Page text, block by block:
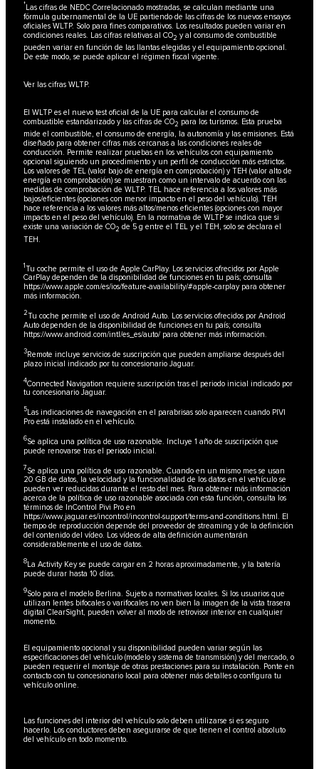
†Las cifras de NEDC Correlacionado mostradas, se calculan mediante una
fórmula gubernamental de la UE partiendo de las cifras de los nuevos ensayos
oficiales WLTP. Solo para fines comparativos. Los resultados pueden variar en
condiciones reales. Las cifras relativas al CO2 y al consumo de combustible
pueden variar en función de las llantas elegidas y el equipamiento opcional.
De este modo, se puede aplicar el régimen fiscal vigente.
Ver las cifras WLTP.
El WLTP es el nuevo test oficial de la UE para calcular el consumo de
combustible estandarizado y las cifras de CO2 para los turismos. Esta prueba
mide el combustible, el consumo de energía, la autonomía y las emisiones. Está
diseñado para obtener cifras más cercanas a las condiciones reales de
conducción. Permite realizar pruebas en los vehículos con equipamiento
opcional siguiendo un procedimiento y un perfil de conducción más estrictos.
Los valores de TEL (valor bajo de energía en comprobación) y TEH (valor alto de
energía en comprobación) se muestran como un intervalo de acuerdo con las
medidas de comprobación de WLTP. TEL hace referencia a los valores más
bajos/eficientes (opciones con menor impacto en el peso del vehículo). TEH
hace referencia a los valores más altos/menos eficientes (opciones con mayor
impacto en el peso del vehículo). En la normativa de WLTP se indica que si
existe una variación de CO2 de 5 g entre el TEL y el TEH, solo se declara el
TEH.
1Tu coche permite el uso de Apple CarPlay. Los servicios ofrecidos por Apple
CarPlay dependen de la disponibilidad de funciones en tu país; consulta
https://www.apple.com/es/ios/feature-availability/#apple-carplaypara obtener
más información.
2Tu coche permite el uso de Android Auto. Los servicios ofrecidos por Android
Auto dependen de la disponibilidad de funciones en tu país; consulta
https://www.android.com/intl/es_es/auto/para obtener más información.
3Remote incluye servicios de suscripción que pueden ampliarse después del
plazo inicial indicado por tu concesionario Jaguar.
4Connected Navigation requiere suscripción tras el periodo inicial indicado por
tu concesionario Jaguar.
5Las indicaciones de navegación en el parabrisas solo aparecen cuando PIVI
Pro está instalado en el vehículo.
6Se aplica una política de uso razonable. Incluye 1 año de suscripción que
puede renovarse tras el periodo inicial.
7Se aplica una política de uso razonable. Cuando en un mismo mes se usan
20 GB de datos, la velocidad y la funcionalidad de los datos en el vehículo se
pueden ver reducidas durante el resto del mes. Para obtener más información
acerca de la política de uso razonable asociada con esta función, consulta los
términos de InControl Pivi Pro en
https://www.jaguar.es/incontrol/incontrol-support/terms-and-conditions.html . El
tiempo de reproducción depende del proveedor de streaming y de la definición
del contenido del vídeo. Los vídeos de alta definición aumentarán
considerablemente el uso de datos.
8La Activity Key se puede cargar en 2 horas aproximadamente, y la batería
puede durar hasta 10 días.
9Solo para el modelo Berlina. Sujeto a normativas locales. Si los usuarios que
utilizan lentes bifocales o varifocales no ven bien la imagen de la vista trasera
digital ClearSight, pueden volver al modo de retrovisor interior en cualquier
momento.
El equipamiento opcional y su disponibilidad pueden variar según las
especificaciones del vehículo (modelo y sistema de transmisión) y del mercado, o
pueden requerir el montaje de otras prestaciones para su instalación. Ponte en
contacto con tu concesionario local para obtener más detalles o configura tu
vehículo online.
Las funciones del interior del vehículo solo deben utilizarse si es seguro
hacerlo. Los conductores deben asegurarse de que tienen el control absoluto
del vehículo en todo momento.